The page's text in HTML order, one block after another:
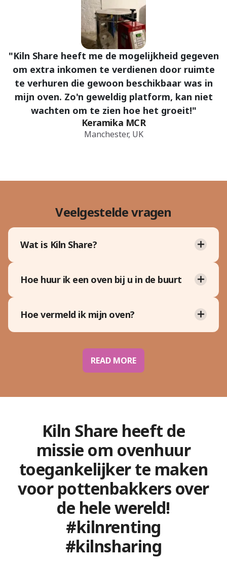
"Kiln Share heeft me de mogelijkheid gegeven
om extra inkomen te verdienen door ruimte
te verhuren die gewoon beschikbaar was in
mijn oven. Zo'n geweldig platform, kan niet
wachten om te zien hoe het groeit!"
Keramika MCR
Manchester, UK
Veelgestelde vragen
Wat is Kiln Share?
Hoe huur ik een oven bij u in de buurt
Hoe vermeld ik mijn oven?
READ MORE
Kiln Share heeft de
missie om ovenhuur
toegankelijker te maken
voor pottenbakkers over
de hele wereld!
#kilnrenting
#kilnsharing